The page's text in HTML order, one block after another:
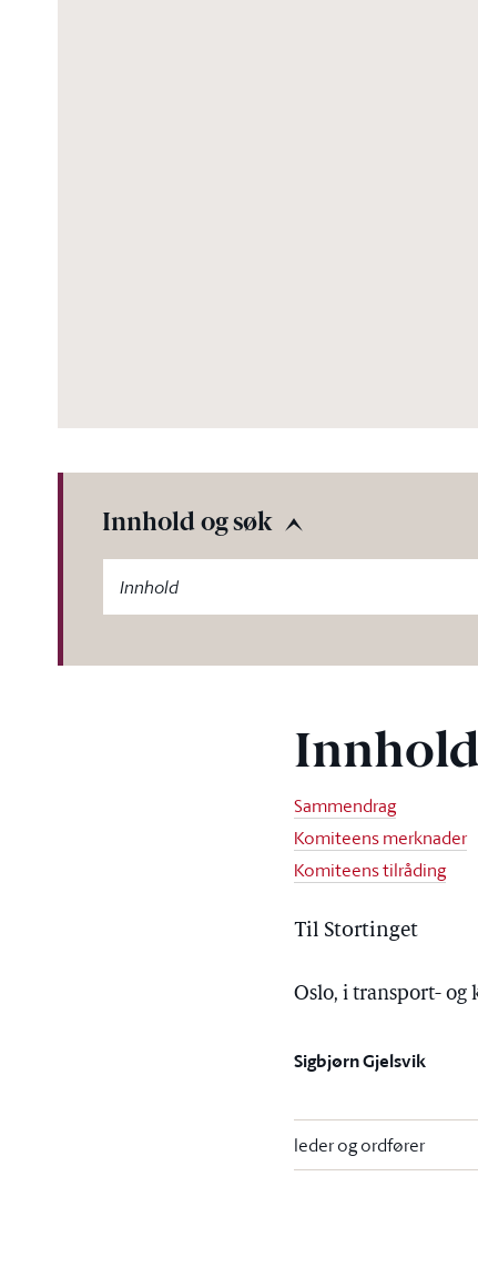
Innhold og søk
Innhold
Sammendrag
Komiteens merknader
Komiteens tilråding
Til Stortinget
Oslo, i transport- og
Sigbjørn Gjelsvik
leder og ordfører